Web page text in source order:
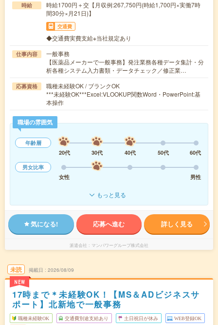
時給
時給1700円＋交【月収例:267,750円(時給1,700円×実働7時
間30分×月21日)】
交通費
◆交通費実費支給※当社規定あり
仕事内容
一般事務
【医薬品メーカーで一般事務】発注業務各種データ集計・分
析各種システム入力書類・データチェック／修正業…
応募資格
職種未経験OK / ブランクOK
***未経験OK***Excel:VLOOKUP関数Word・PowerPoint:基
本操作
職場の雰囲気
年齢層
20代
30代 40代 50代
60代
男女比率
女性
男性
もっと見る
気になる! 応募へ進む 詳しく見る
派遣会社 マンパワーグループ株式会社
未読
NEW
掲載日 2026/08/09
17時まで＊未経験OK！【MS＆ADビジネスサ
ポート】北新地で一般事務
職種未経験OK 交通費別途支給あり 土日祝日が休み WEB登録OK